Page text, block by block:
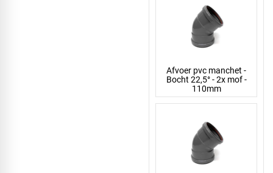
Afvoer pvc manchet -
Bocht 22,5° - 2x mof -
110mm